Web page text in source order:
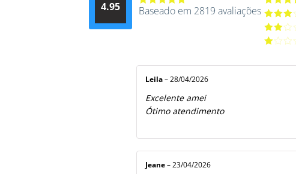
4.95
Avaliação
Baseado em 2819 avaliações de 5
4 de 5
3 de 5
2 de
Leila – 28/04/2026
Excelente amei
Ótimo atendimento
Jeane – 23/04/2026